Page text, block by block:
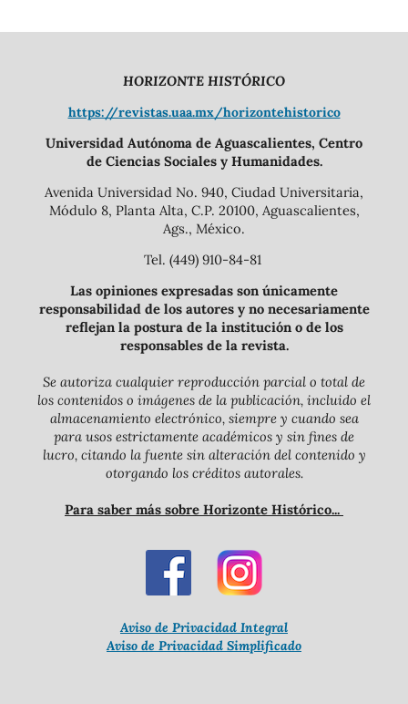
HORIZONTE HISTÓRICO
https://revistas.uaa.mx/horizontehistorico
Universidad Autónoma de Aguascalientes, Centro
de Ciencias Sociales y Humanidades.
Avenida Universidad No. 940, Ciudad Universitaria,
Módulo 8, Planta Alta, C.P. 20100, Aguascalientes,
Ags., México.
Tel. (449) 910-84-81
Las opiniones expresadas son únicamente
responsabilidad de los autores y no necesariamente
reflejan la postura de la institución o de los
responsables de la revista.
Se autoriza cualquier reproducción parcial o total de
los contenidos o imágenes de la publicación, incluido el
almacenamiento electrónico, siempre y cuando sea
para usos estrictamente académicos y sin fines de
lucro, citando la fuente sin alteración del contenido y
otorgando los créditos autorales.
Para saber más sobre Horizonte Histórico...
Aviso de Privacidad Integral
Aviso de Privacidad Simplificado